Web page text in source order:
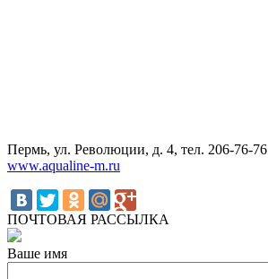
Пермь, ул. Революции, д. 4, тел. 206-76-76
www.aqualine-m.ru
ПОЧТОВАЯ РАССЫЛКА
Ваше имя